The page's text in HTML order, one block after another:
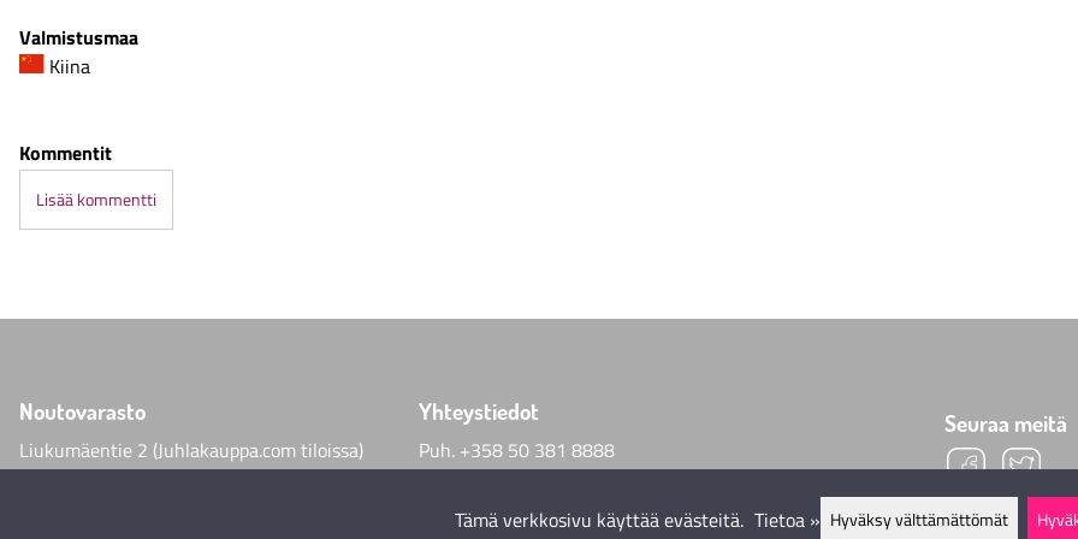
Valmistusmaa
Kiina
Kommentit
Lisää kommentti
Noutovarasto
Liukumäentie 2 (Juhlakauppa.com tiloissa)
00640 Helsinki
Yhteystiedot
Puh. +358 50 381 8888
helmimaailma@helmimaailma.com
Seuraa meitä
Tämä verkkosivu käyttää evästeitä. Tietoa » Hyväksy välttämättömät